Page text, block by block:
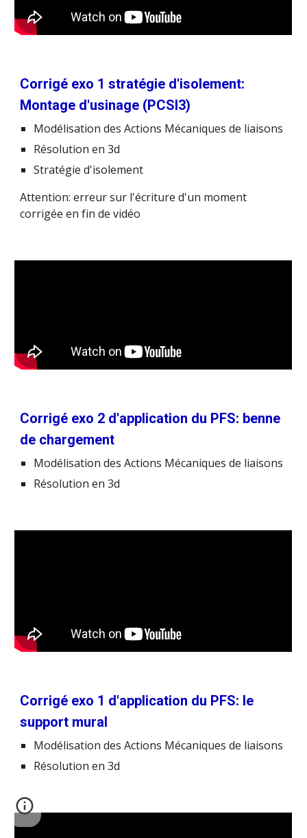
Corrigé exo 1 stratégie d'isolement:
Montage d'usinage (PCSI3)
Modélisation des Actions Mécaniques de liaisons
Résolution en 3d
Stratégie d'isolement
Attention: erreur sur l'écriture d'un moment
corrigée en fin de vidéo
Corrigé exo 2 d'application du PFS: benne
de chargement
Modélisation des Actions Mécaniques de liaisons
Résolution en 3d
Corrigé exo 1 d'application du PFS: le
support mural
Modélisation des Actions Mécaniques de liaisons
Résolution en 3d